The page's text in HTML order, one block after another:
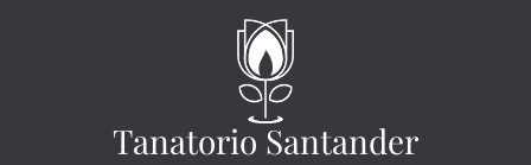
Tanatorio Santander